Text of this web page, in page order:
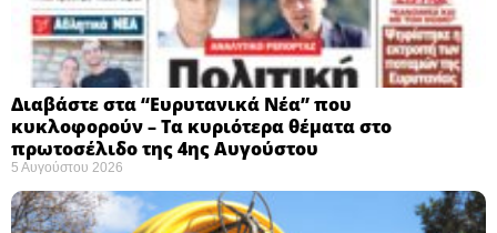
Διαβάστε στα “Ευρυτανικά Νέα” που
κυκλοφορούν – Τα κυριότερα θέματα στο
πρωτοσέλιδο της 4ης Αυγούστου
5 Αυγούστου 2026